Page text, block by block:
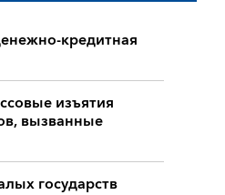
кредитная
изъятия
вызванные
государств